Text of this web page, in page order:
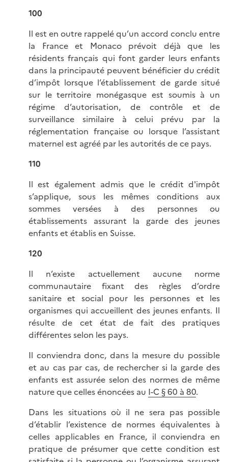
100
Il est en outre rappelé qu’un accord conclu entre
la France et Monaco prévoit déjà que les
résidents français qui font garder leurs enfants
dans la principauté peuvent bénéficier du crédit
d’impôt lorsque l’établissement de garde situé
sur le territoire monégasque est soumis à un
régime d’autorisation, de contrôle et de
surveillance similaire à celui prévu par la
réglementation française ou lorsque l’assistant
maternel est agréé par les autorités de ce pays.
110
Il est également admis que le crédit d'impôt
s’applique, sous les mêmes conditions aux
sommes versées à des personnes ou
établissements assurant la garde des jeunes
enfants et établis en Suisse.
120
Il n’existe actuellement aucune norme
communautaire fixant des règles d’ordre
sanitaire et social pour les personnes et les
organismes qui accueillent des jeunes enfants. Il
résulte de cet état de fait des pratiques
différentes selon les pays.
Il conviendra donc, dans la mesure du possible
et au cas par cas, de rechercher si la garde des
enfants est assurée selon des normes de même
nature que celles énoncées au I-C § 60 à 80.
Dans les situations où il ne sera pas possible
d’établir l’existence de normes équivalentes à
celles applicables en France, il conviendra en
pratique de présumer que cette condition est